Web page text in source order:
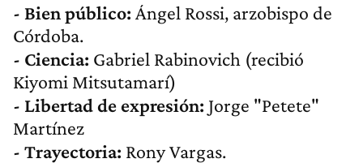
- Bien público: Ángel Rossi, arzobispo de
Córdoba.
- Ciencia: Gabriel Rabinovich (recibió
Kiyomi Mitsutamarí)
- Libertad de expresión: Jorge "Petete"
Martínez
- Trayectoria: Rony Vargas.